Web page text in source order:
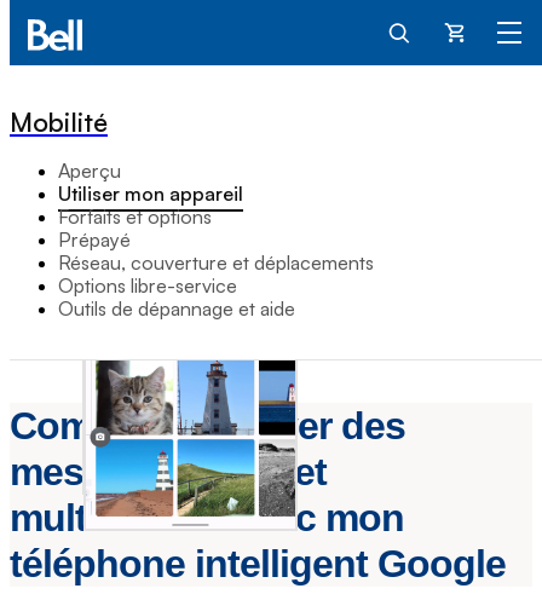
Panier
Mobilité
Aperçu
Utiliser mon appareil
Forfaits et options
Prépayé
Réseau, couverture et déplacements
Options libre-service
Outils de dépannage et aide
Comment envoyer des
messages texte et
multimédias avec mon
téléphone intelligent Google